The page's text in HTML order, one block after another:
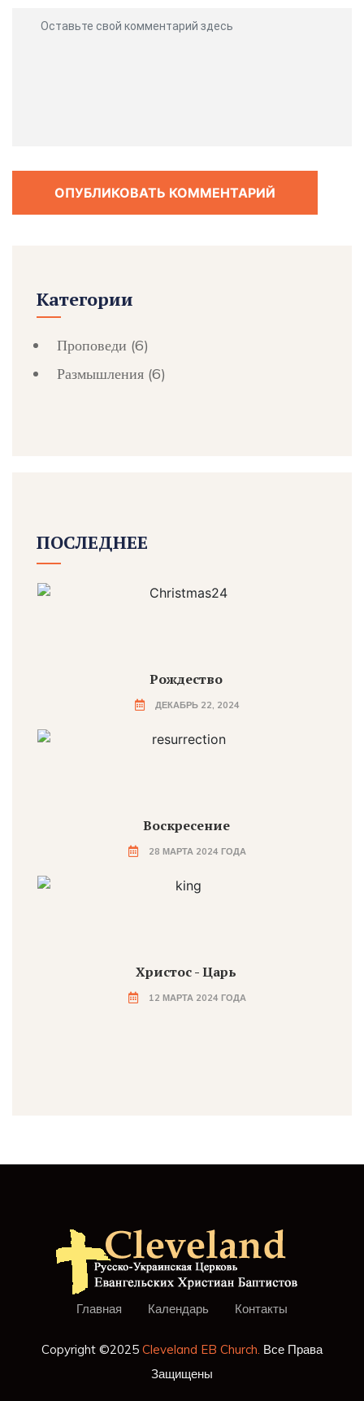
ОПУБЛИКОВАТЬ КОММЕНТАРИЙ
Категории
Проповеди (6)
Размышления (6)
ПОСЛЕДНЕЕ
Рождество
ДЕКАБРЬ 22, 2024
Воскресение
28 МАРТА 2024 ГОДА
Христос - Царь
12 МАРТА 2024 ГОДА
Главная Календарь Контакты
Copyright ©2025 Cleveland EB Church. Все Права
Защищены